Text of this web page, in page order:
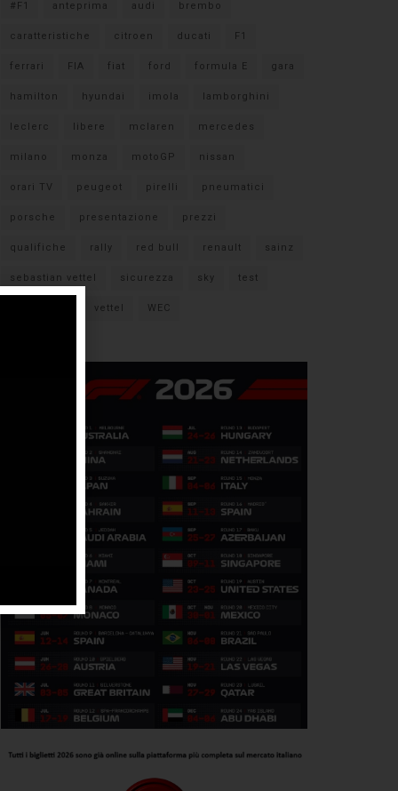
#F1 anteprima audi brembo
caratteristiche citroen ducati F1
ferrari FIA fiat ford formula E gara
hamilton hyundai imola lamborghini
leclerc libere mclaren mercedes
milano monza motoGP nissan
orari TV peugeot pirelli pneumatici
porsche presentazione prezzi
qualifiche rally red bull renault sainz
sebastian vettel sicurezza sky test
vettel WEC